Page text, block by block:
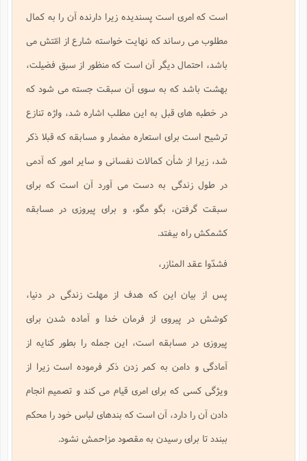
است كه امرى است پسنديده زيرا دارنده آن را به كمال
مطلوب مى رساند كه نهايت خواسته شارع از امّتش مى
باشد، احتمال ديگر آن است كه منظور از سبق فضيلت،
بهشت باشد كه به سوى آن سبقت جسته مى شود كه
در خطبه هاى قبل به اين مطلب اشاره شد، واژه تنازع
ترشيح است براى استعاره مضمار و مسابقه كه قبلا ذكر
شد، زيرا از شأن كمالات نفسانى و ساير امور كه آدمى
در طول زندگى به دست مى آورد آن است كه براى
سبقت گرفتن، بگو مگو، و براى پيروزى در مسابقه
كشمكش راه بيفتد.
فشدّوا عقد المئازر،
پس از بيان اين كه هدف از مهلت زندگى در دنيا،
كوشش در پيروى از فرمان خدا و آماده شدن براى
پيروزى در مسابقه است، اين جمله را بطور كنايه از
آمادگى و دامن به كمر زدن ذكر فرموده است زيرا از
ويژگى كسى كه براى امرى قيام مى كند و تصميم انجام
دادن آن را دارد، آن است كه بندهاى لباس خود را محكم
ببندد تا براى رسيدن به مقصود مزاحمش نشود.